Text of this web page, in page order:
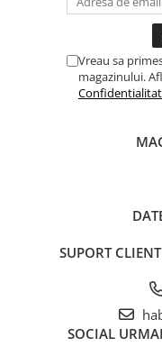
Vreau sa
magazinului.
SUPORT
SOCIAL